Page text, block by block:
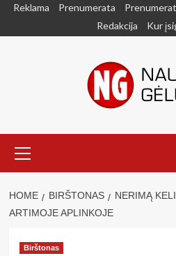
SkipReklama Prenumerata
Redakcija
Kur
Menu
HOME BIRŠTONAS
NERIMĄ
ARTIMOJE APLINKOJE
Birštonas